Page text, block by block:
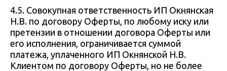
4.5. Совокупная ответственность ИП Окнянская
Н.В. по договору Оферты, по любому иску или
претензии в отношении договора Оферты или
его исполнения, ограничивается суммой
платежа, уплаченного ИП Окнянской Н.В.
Клиентом по договору Оферты, но не более